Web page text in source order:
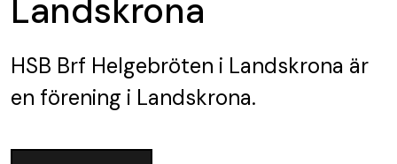
Landskrona
HSB Brf Helgebröten i Landskrona är
en förening i Landskrona.